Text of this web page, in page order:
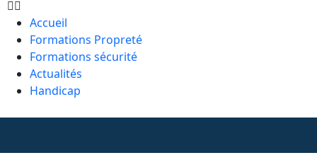
Accueil
Formations Propreté
Formations sécurité
Actualités
Handicap